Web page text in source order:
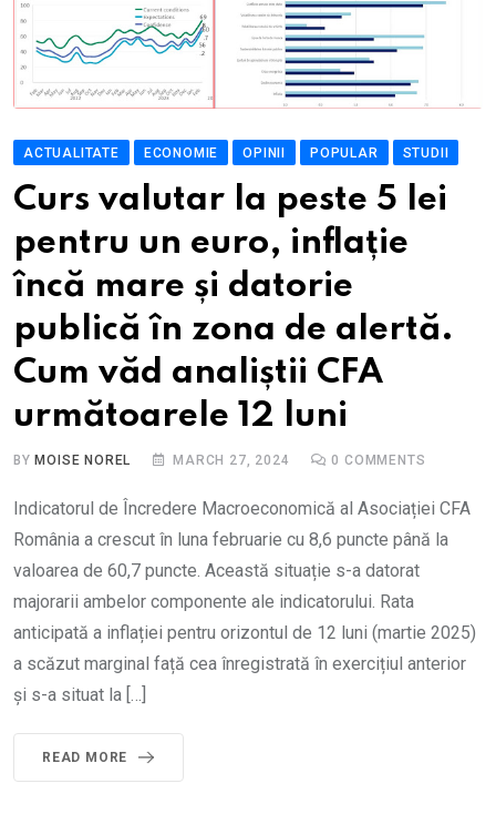
ACTUALITATE ECONOMIE OPINII POPULAR STUDII
Curs valutar la peste 5 lei
pentru un euro, inflație
încă mare și datorie
publică în zona de alertă.
Cum văd analiștii CFA
următoarele 12 luni
BY MOISE NOREL MARCH 27, 2024 0 COMMENTS
Indicatorul de Încredere Macroeconomică al Asociației CFA
România a crescut în luna februarie cu 8,6 puncte până la
valoarea de 60,7 puncte. Această situație s-a datorat
majorarii ambelor componente ale indicatorului. Rata
anticipată a inflației pentru orizontul de 12 luni (martie 2025)
a scăzut marginal față cea înregistrată în exercițiul anterior
și s-a situat la […]
READ MORE